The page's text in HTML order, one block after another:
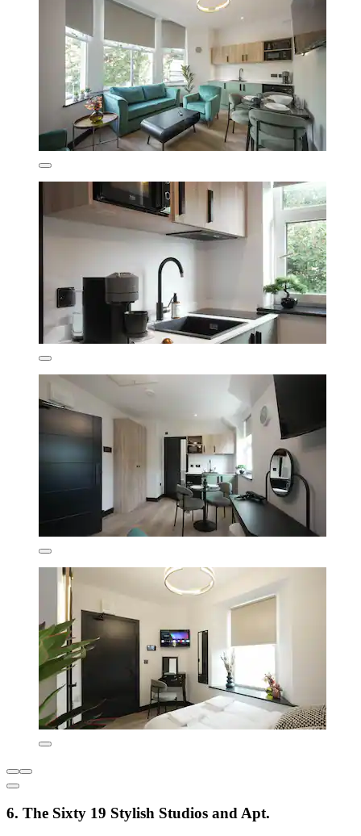
6. The Sixty 19 Stylish Studios and Apt.